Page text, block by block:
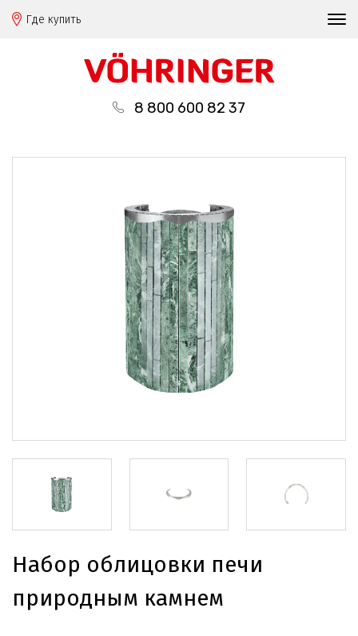
Где купить
8 800 600 82 37
Набор облицовки печи
природным камнем